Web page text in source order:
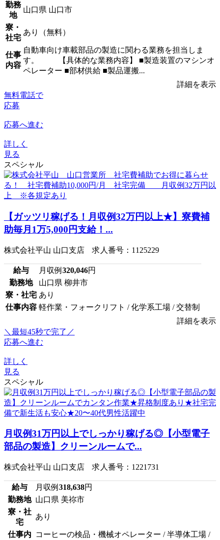
勤務
地
山口県 山口市
寮・
社宅
あり（無料）
仕事
内容
自動車向け車載部品の製造に関わる業務を担当しま
す。 【具体的な業務内容】 ■製造装置のマシンオ
ペレーター ■部材供給 ■製品運搬...
詳細を表示
無料電話で
応募
応募へ進む
詳しく
見る
スペシャル
【ガッツリ稼げる！月収例32万円以上★】寮費補
助毎月1万5,000円支給！...
株式会社平山 山口支店 求人番号：1125229
給与 月収例 320,046円
勤務地
山口県 柳井市
寮・社宅 あり
仕事内容 軽作業・フォークリフト / 化学系工場 / 交替制
詳細を表示
＼最短45秒で完了／
応募へ進む
詳しく
見る
スペシャル
月収例31万円以上でしっかり稼げる◎【小型電子
部品の製造】クリーンルームで...
株式会社平山 山口支店 求人番号：1221731
給与 月収例 318,638円
勤務地 山口県 美祢市
寮・社
宅
あり
仕事内
コーヒーの検品・機械オペレーター / 半導体工場 /